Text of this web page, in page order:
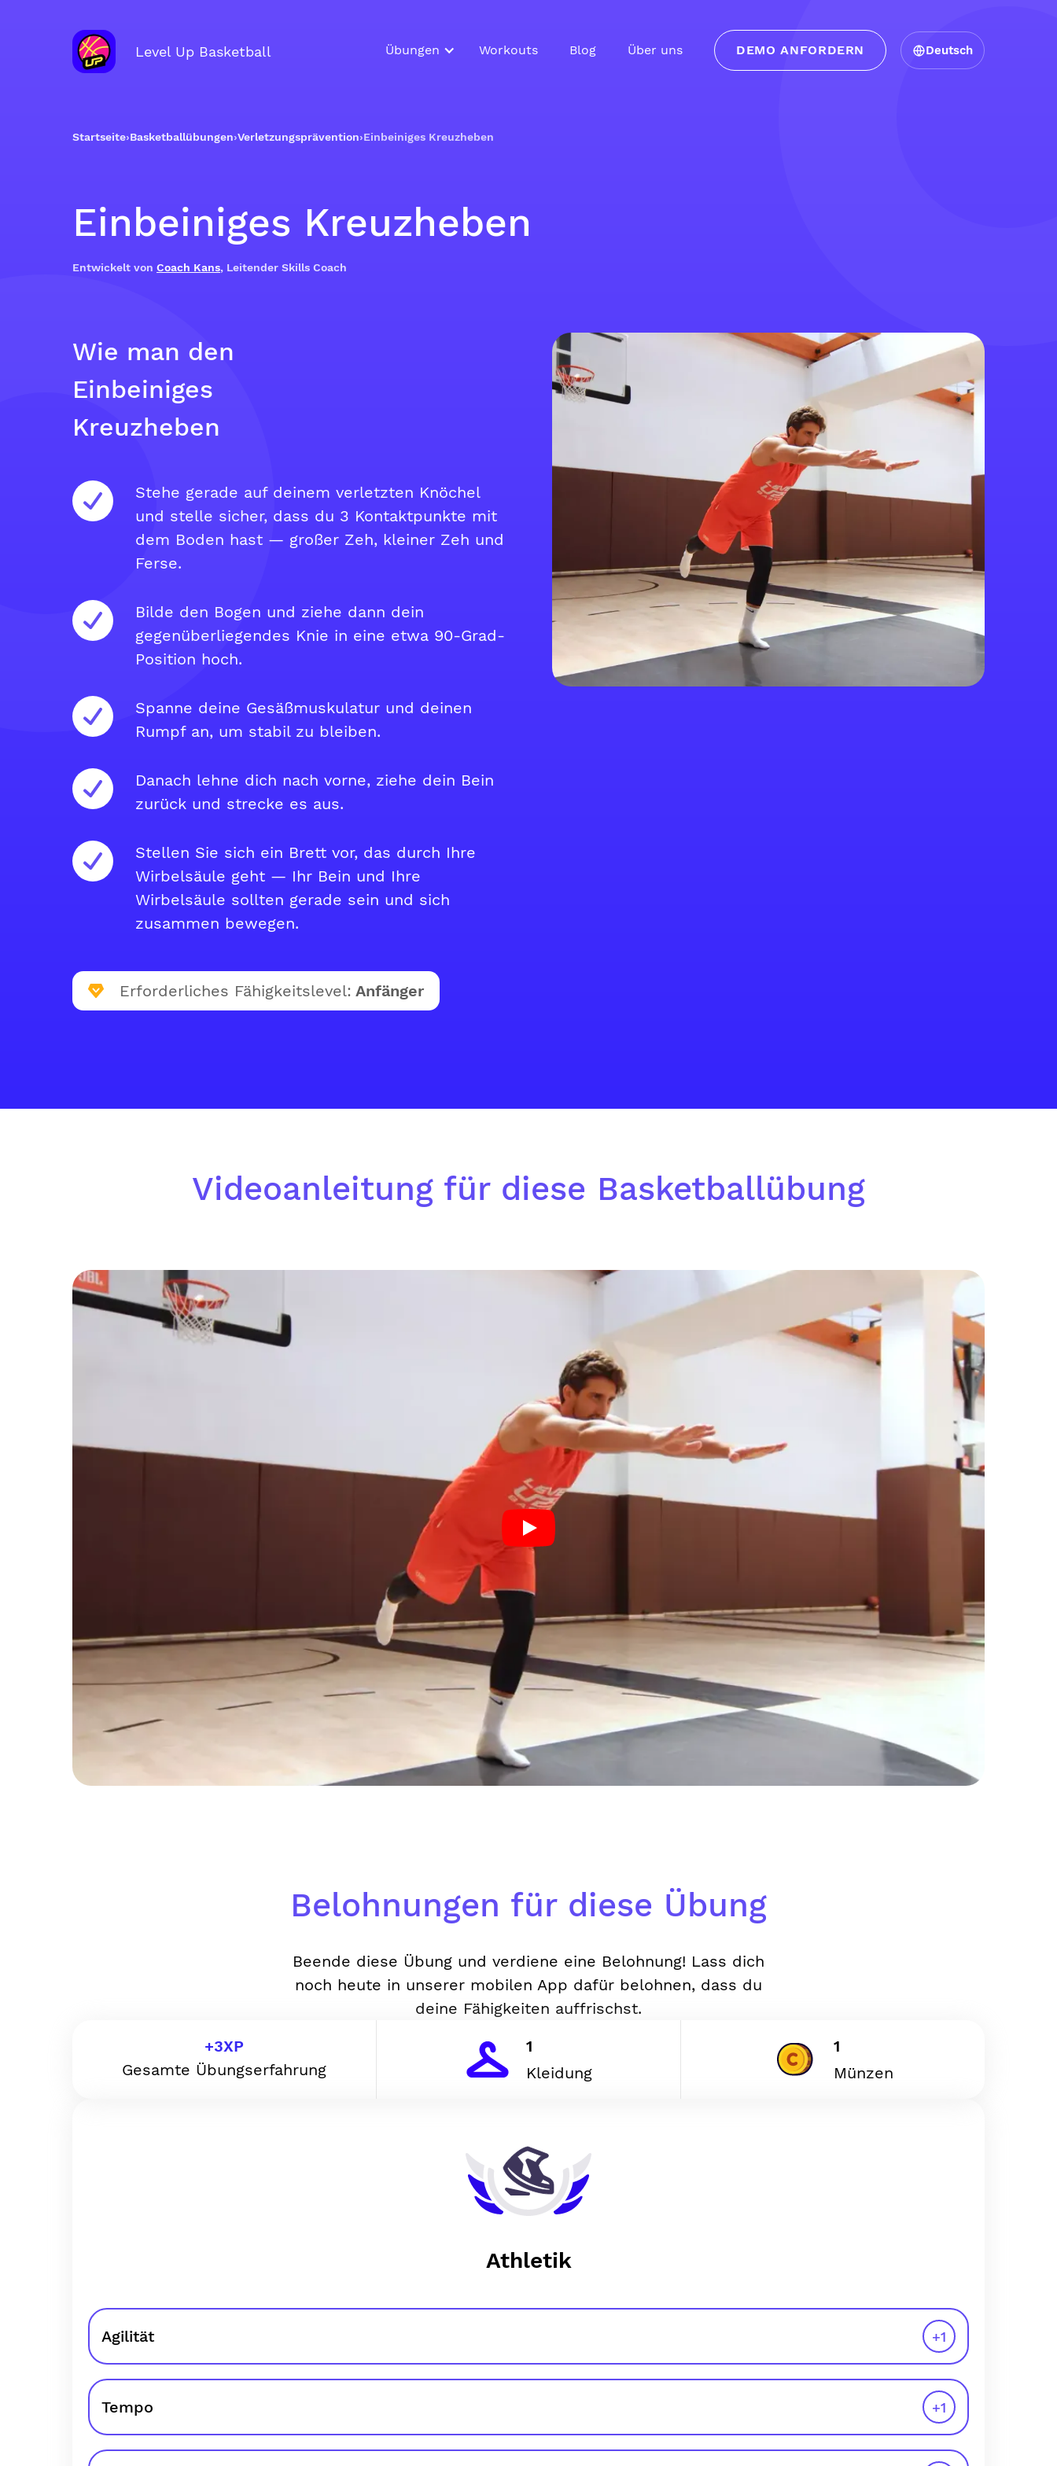
Level Up Basketball Übungen Workouts Blog Über uns DEMO ANFORDERN Deutsch
Startseite›Basketballübungen›Verletzungsprävention›Einbeiniges Kreuzheben
Einbeiniges Kreuzheben
Entwickelt von Coach Kans, Leitender Skills Coach
Wie man den
Einbeiniges
Kreuzheben
Stehe gerade auf deinem verletzten Knöchel
und stelle sicher, dass du 3 Kontaktpunkte mit
dem Boden hast — großer Zeh, kleiner Zeh und
Ferse.
Bilde den Bogen und ziehe dann dein
gegenüberliegendes Knie in eine etwa 90-Grad-
Position hoch.
Spanne deine Gesäßmuskulatur und deinen
Rumpf an, um stabil zu bleiben.
Danach lehne dich nach vorne, ziehe dein Bein
zurück und strecke es aus.
Stellen Sie sich ein Brett vor, das durch Ihre
Wirbelsäule geht — Ihr Bein und Ihre
Wirbelsäule sollten gerade sein und sich
zusammen bewegen.
Erforderliches Fähigkeitslevel: Anfänger
Videoanleitung für diese Basketballübung
Belohnungen für diese Übung
Beende diese Übung und verdiene eine Belohnung! Lass dich
noch heute in unserer mobilen App dafür belohnen, dass du
deine Fähigkeiten auffrischst.
+3XP
Gesamte Übungserfahrung
1
Kleidung
1
Münzen
Athletik
Agilität +1
Tempo +1